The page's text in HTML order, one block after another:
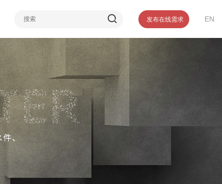
发布在线需求 EN